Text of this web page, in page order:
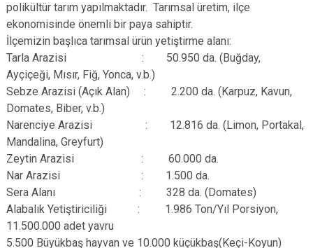
polikültür tarım yapılmaktadır. Tarımsal üretim, ilçe
ekonomisinde önemli bir paya sahiptir.
İlçemizin başlıca tarımsal ürün yetiştirme alanı:
Tarla Arazisi : 50.950 da. (Buğday,
Ayçiçeği, Mısır, Fiğ, Yonca, v.b.)
Sebze Arazisi (Açık Alan) : 2.200 da. (Karpuz, Kavun,
Domates, Biber, v.b.)
Narenciye Arazisi : 12.816 da. (Limon, Portakal,
Mandalina, Greyfurt)
Zeytin Arazisi : 60.000 da.
Nar Arazisi : 1.500 da.
Sera Alanı : 328 da. (Domates)
Alabalık Yetiştiriciliği : 1.986 Ton/Yıl Porsiyon,
11.500.000 adet yavru
5.500 Büyükbaş hayvan ve 10.000 küçükbaş(Keçi-Koyun)